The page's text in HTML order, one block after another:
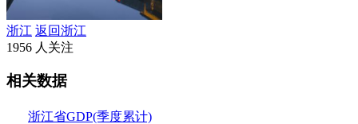
浙江 返回浙江
1956 人关注
相关数据
浙江省GDP(季度累计)